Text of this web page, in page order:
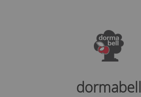
dormabell